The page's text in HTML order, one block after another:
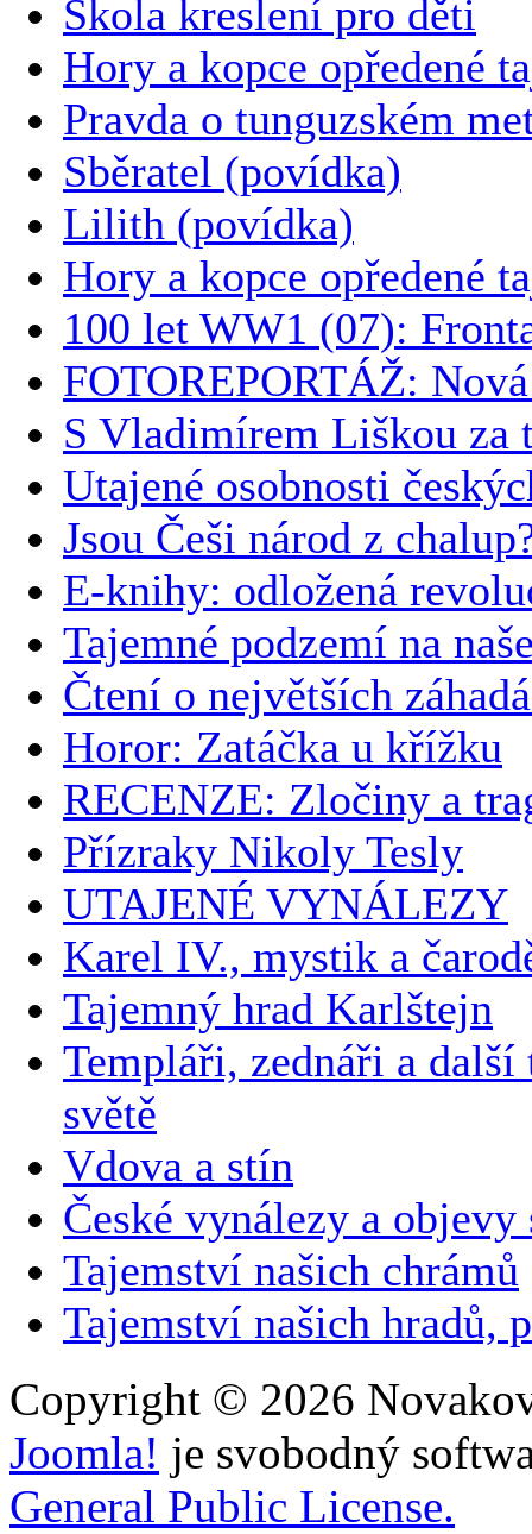
Škola kreslení pro děti
Hory a kopce opředené
Pravda o tunguzském
Sběratel (povídka)
Lilith (povídka)
Hory a kopce opředené
100 let WW1 (07):
FOTOREPORTÁŽ:
S Vladimírem Liškou za
Utajené osobnosti
Jsou Češi národ z
E-knihy: odložená
Tajemné podzemí na
Čtení o největších
Horor: Zatáčka u křížku
RECENZE: Zločiny a
Přízraky Nikoly Tesly
UTAJENÉ VYNÁLEZY
Karel IV., mystik a
Tajemný hrad Karlštejn
Templáři, zednáři a další
světě
Vdova a stín
České vynálezy a
Tajemství našich chrámů
Tajemství našich hradů,
Copyright © 2026
Joomla! je svobodný
General Public License.